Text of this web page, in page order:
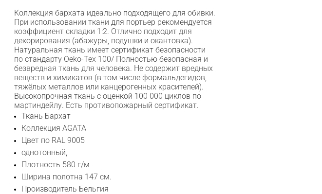
Коллекция бархата идеально подходящего для обивки.
При использовании ткани для портьер рекомендуется
коэффициент складки 1:2. Отлично подходит для
декорирования (абажуры, подушки и окантовка).
Натуральная ткань имеет сертификат безопасности
по стандарту Oeko-Tex 100/ Полностью безопасная и
безвредная ткань для человека. Не содержит вредных
веществ и химикатов (в том числе формальдегидов,
тяжёлых металлов или канцерогенных красителей).
Высокопрочная ткань с оценкой 100 000 циклов по
мартиндейлу. Есть противопожарный сертификат.
Ткань Бархат
Коллекция AGATA
Цвет по RAL 9005
однотонный,
Плотность 580 г/м
Ширина полотна 147 см.
Производитель Бельгия
WhatsApp